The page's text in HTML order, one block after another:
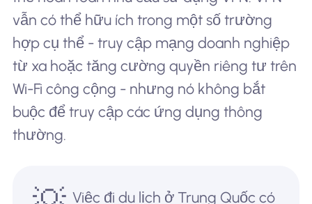
vẫn có thể hữu ích trong một số trường
hợp cụ thể - truy cập mạng doanh nghiệp
từ xa hoặc tăng cường quyền riêng tư trên
Wi-Fi công cộng - nhưng nó không bắt
buộc để truy cập các ứng dụng thông
thường.
Việc đi du lịch ở Trung Quốc có